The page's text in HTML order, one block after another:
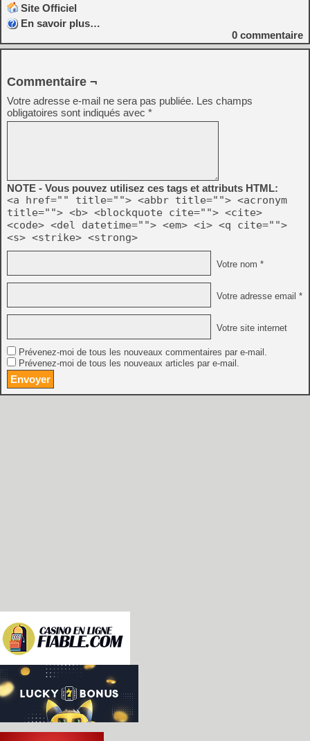
Site Officiel
En savoir plus…
0 commentaire
Commentaire ¬
Votre adresse e-mail ne sera pas publiée. Les champs
obligatoires sont indiqués avec *
NOTE - Vous pouvez utilisez ces tags et attributs HTML:
<a href="" title=""> <abbr title=""> <acronym
title=""> <b> <blockquote cite=""> <cite>
<code> <del datetime=""> <em> <i> <q cite="">
<s> <strike> <strong>
Votre nom *
Votre adresse email *
Votre site internet
Prévenez-moi de tous les nouveaux commentaires par e-mail.
Prévenez-moi de tous les nouveaux articles par e-mail.